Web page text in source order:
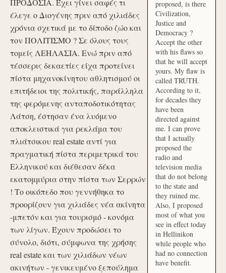
ΠΡΟΔΟΣΙΑ. Έχει γίνει σαφές τι
έλεγε ο Διογένης πριν από χιλιάδες
χρόνια σχετικά με το δίποδο ζώο και
τον ΠΟΛΙΤΙΣΜΟ ? Σε όλους τους
τομείς ΛΕΗΛΑΣΙΑ. Ενώ πριν από
τέσσερις δεκαετίες είχα προτείνει
πίστα μηχανοκίνητου αθλητισμού οι
επιτήδειοι της πολιτικής, παράλληλα
της φερόμενης ανταποδοτικότητας
Λάτση, έστησαν ένα λυόμενο
αποκλειστικά για ρεκλάμα του
πλιάτσικου real estate αντί για
πραγματική πίστα περιμετρικά του
Ελληνικού και διέθεσαν δέκα
εκατομμύρια στην πίστα των Σερρών
! Το οικόπεδο που γεννήθηκα το
προορίζουν για χιλιάδες νέα ακίνητα
-μπετόν και για τουρισμό - κονόμα
των λίγων. Έχουν προδώσει το
σύνολο, διότι, σύμφωνα της χρήσης
real estate και των χιλιάδων νέων
ακινήτων - γενικευμένο ξεπούλημα
proposed, is there
Civilization,
Justice and
Democracy ?
Accept the other
with his flaws so
that he will accept
yours. My flaw is
called TRUTH.
According to it,
for decades they
have been
directed against
me. I can prove
that I actually
proposed the
radio and
television media
that do not belong
to the state and
they ruined me.
Also, I proposed
most of what you
see in effect today
in Hellinikon
while people who
had no connection
have benefit.